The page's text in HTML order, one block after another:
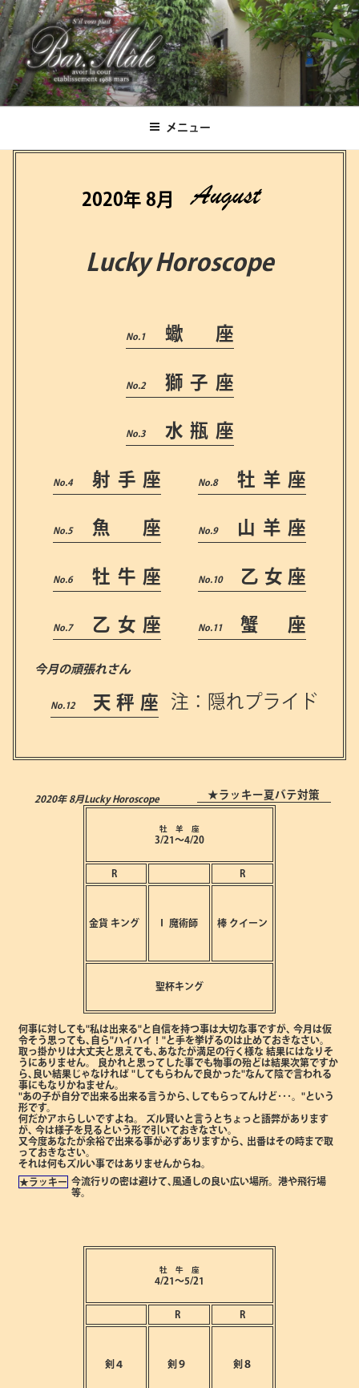
コ
ン
テ
ン
ツ
へBar.Male メニュー
2020年 8月
Lucky Horoscope
蠍 座
獅子座
水瓶座
射手座
魚 座
牡牛座
乙女座
牡羊座
山羊座
乙女座
蟹 座
今月の頑張れさん
天秤座 注：隠れプライド
2020年 8月Lucky Horoscope ★ラッキー夏バテ対策
牡 羊 座
3/21～4/20
R R
金貨 キング 魔術師 棒 クイーン
聖杯キング
何事に対しても"私は出来る"と自信を持つ事は大切な事ですが､ 今月は仮
令そう思っても､自ら"ハイハイ！"と手を挙げるのは止めておきなさい。
取っ掛かりは大丈夫と思えても､あなたが満足の行く様な 結果にはなりそ
うにありません。
良かれと思ってした事でも物事の殆どは結果次第ですか
ら､良い結果じゃなければ "してもらわんで良かった"なんて陰で言われる
事にもなりかねません。
"あの子が自分で出来る出来る言うから､してもらってんけど･･･。"という
形です。
何だかアホらしいですよね。
ズル賢いと言うとちょっと語弊があります
が､ 今は様子を見るという形で引いておきなさい。
又今度あなたが余裕で出来る事が必ずありますから､
出番はその時まで取
っておきなさい。
それは何もズルい事ではありませんからね。
★ラッキー 今流行りの密は避けて､風通しの良い広い場所。港や飛行場
等。
牡 牛 座
4/21～5/21
R R
剣４ 剣９ 剣８